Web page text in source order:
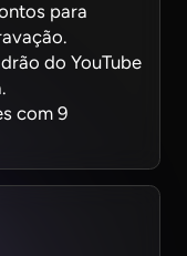
para
do YouTube
com 9